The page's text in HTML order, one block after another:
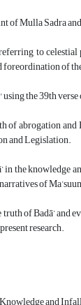
Mulla Sadra
to celestial
of
the 39th
abrogation
and Legislation.
in the
of
of Badā’ and
research.